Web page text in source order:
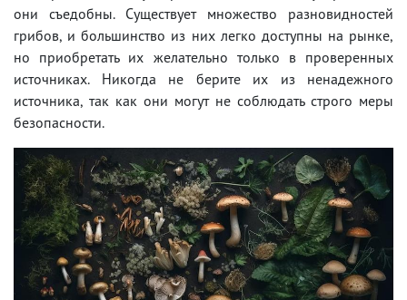
они съедобны. Существует множество разновидностей
грибов, и большинство из них легко доступны на рынке,
но приобретать их желательно только в проверенных
источниках. Никогда не берите их из ненадежного
источника, так как они могут не соблюдать строго меры
безопасности.